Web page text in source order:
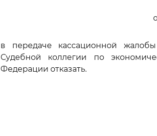
в передаче кассационной
Судебной коллегии по
Федерации отказать.